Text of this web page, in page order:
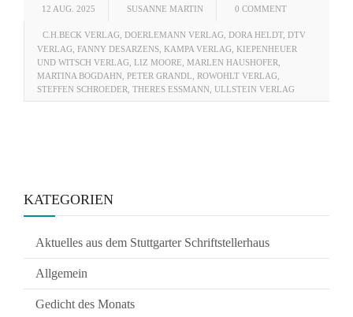
12 AUG. 2025 SUSANNE MARTIN 0 COMMENT
C.H.BECK VERLAG DOERLEMANN VERLAG DORA HELDT, DTV
VERLAG FANNY DESARZENS KAMPA VERLAG KIEPENHEUER
UND WITSCH VERLAG LIZ MOORE MARLEN HAUSHOFER
MARTINA BOGDAHN PETER GRANDL ROWOHLT VERLAG
STEFFEN SCHROEDER THERES ESSMANN ULLSTEIN VERLAG
KATEGORIEN
Aktuelles aus dem Stuttgarter Schriftstellerhaus
Allgemein
Gedicht des Monats